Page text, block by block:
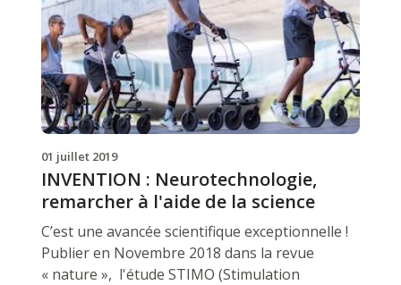
01 juillet 2019
INVENTION : Neurotechnologie,
remarcher à l'aide de la science
C’est une avancée scientifique exceptionnelle !
Publier en Novembre 2018 dans la revue
« nature », l'étude STIMO (Stimulation